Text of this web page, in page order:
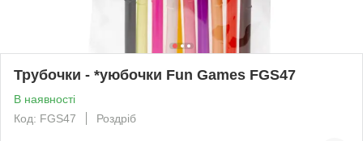
Трубочки - *уюбочки Fun Games FGS47
В наявності
Код: FGS47
Роздріб